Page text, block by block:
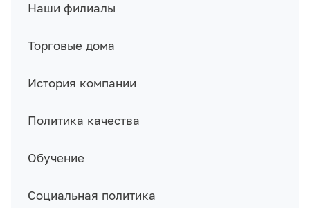
Наши филиалы
Торговые дома
История компании
Политика качества
Обучение
Социальная политика